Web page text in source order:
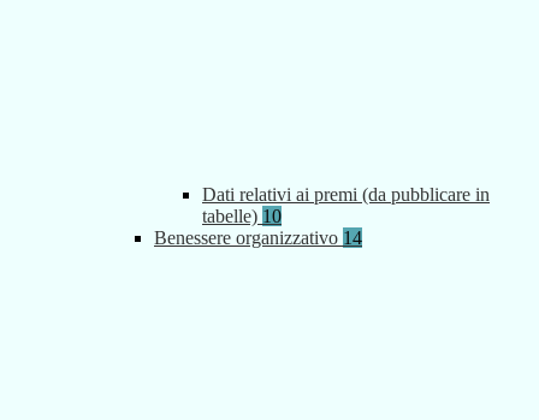
Dati relativi ai premi (da pubblicare in
tabelle) 10
Benessere organizzativo 14